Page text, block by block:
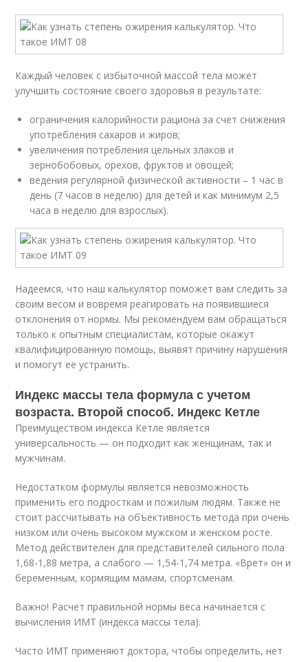
Каждый человек с избыточной массой тела может
улучшить состояние своего здоровья в результате:
ограничения калорийности рациона за счет снижения
употребления сахаров и жиров;
увеличения потребления цельных злаков и
зернобобовых, орехов, фруктов и овощей;
ведения регулярной физической активности – 1 час в
день (7 часов в неделю) для детей и как минимум 2,5
часа в неделю для взрослых).
Надеемся, что наш калькулятор поможет вам следить за
своим весом и вовремя реагировать на появившиеся
отклонения от нормы. Мы рекомендуем вам обращаться
только к опытным специалистам, которые окажут
квалифицированную помощь, выявят причину нарушения
и помогут ее устранить.
Индекс массы тела формула с учетом
возраста. Второй способ. Индекс Кетле
Преимуществом индекса Кетле является
универсальность — он подходит как женщинам, так и
мужчинам.
Недостатком формулы является невозможность
применить его подросткам и пожилым людям. Также не
стоит рассчитывать на объективность метода при очень
низком или очень высоком мужском и женском росте.
Метод действителен для представителей сильного пола
1,68-1,88 метра, а слабого — 1,54-1,74 метра. «Врет» он и
беременным, кормящим мамам, спортсменам.
Важно! Расчет правильной нормы веса начинается с
вычисления ИМТ (индекса массы тела).
Часто ИМТ применяют доктора, чтобы определить, нет